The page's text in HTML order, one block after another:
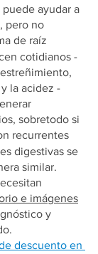
ayudar a
pero no
de raíz
cotidianos -
la acidez -
sobretodo si
recurrentes
digestivas se
similar.
e imágenes
y
descuento en